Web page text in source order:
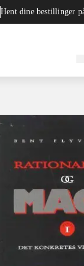
Hent dine bestillinger